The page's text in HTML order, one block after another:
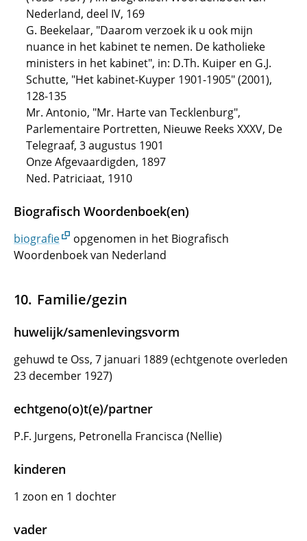
Nederland, deel IV, 169
G. Beekelaar, "Daarom verzoek ik u ook mijn
nuance in het kabinet te nemen. De katholieke
ministers in het kabinet", in: D.Th. Kuiper en G.J.
Schutte, "Het kabinet-Kuyper 1901-1905" (2001),
128-135
Mr. Antonio, "Mr. Harte van Tecklenburg",
Parlementaire Portretten, Nieuwe Reeks XXXV, De
Telegraaf, 3 augustus 1901
Onze Afgevaardigden, 1897
Ned. Patriciaat, 1910
Biografisch Woordenboek(en)
biografie
opgenomen in het Biografisch
Woordenboek van Nederland
Familie/gezin
huwelijk/samenlevingsvorm
gehuwd te Oss, 7 januari 1889 (echtgenote overleden
23 december 1927)
echtgeno(o)t(e)/partner
P.F. Jurgens, Petronella Francisca (Nellie)
kinderen
1 zoon en 1 dochter
vader